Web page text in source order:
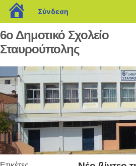
blogs.sch.gr
Σύνδεση
6ο Δημοτικό Σχολείο
Σταυρούπολης